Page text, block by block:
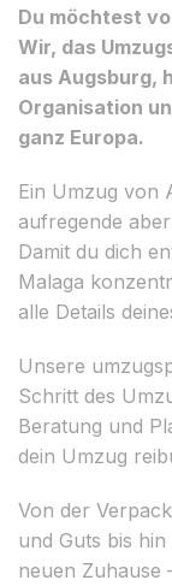
Du möchtest
Wir, das
aus Augsburg,
Organisation
ganz Europa.
Ein Umzug von
aufregende
Damit du dich
Malaga
alle Details
Unsere
Schritt des
Beratung und
dein Umzug
Von der
und Guts bis
neuen Zuhause